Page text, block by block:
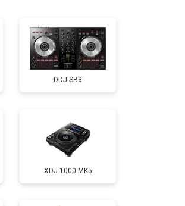
Заказать
DDJ-SB3
XDJ-1000 MK5